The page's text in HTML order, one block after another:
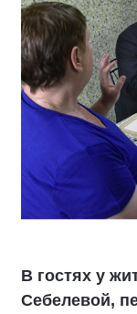
В гостях у
Себелевой,